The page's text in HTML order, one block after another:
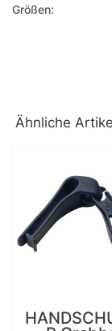
Größen:
Ähnliche